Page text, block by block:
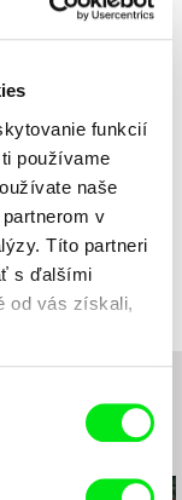
funkcií
používame
naše
v
Títo partneri
s ďalšími
od vás získali,
filmtopia@filmtopi
DE
2018, BG
2018,
Karlovy Vary 2018, CZ